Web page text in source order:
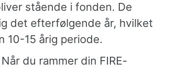
stående i fonden. De
det efterfølgende år, hvilket
10-15 årig periode.
Når du rammer din FIRE-